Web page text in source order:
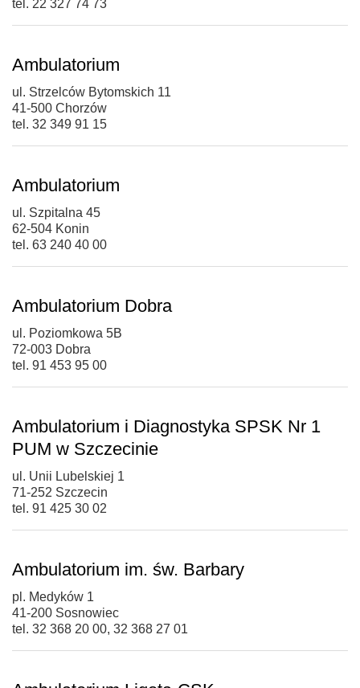
tel. 22 327 74 73
Ambulatorium
ul. Strzelców Bytomskich 11
41-500 Chorzów
tel. 32 349 91 15
Ambulatorium
ul. Szpitalna 45
62-504 Konin
tel. 63 240 40 00
Ambulatorium Dobra
ul. Poziomkowa 5B
72-003 Dobra
tel. 91 453 95 00
Ambulatorium i Diagnostyka SPSK Nr 1
PUM w Szczecinie
ul. Unii Lubelskiej 1
71-252 Szczecin
tel. 91 425 30 02
Ambulatorium im. św. Barbary
pl. Medyków 1
41-200 Sosnowiec
tel. 32 368 20 00, 32 368 27 01